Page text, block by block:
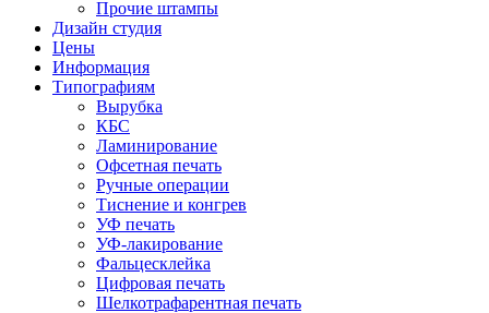
Прочие штампы
Дизайн студия
Цены
Информация
Типографиям
Вырубка
КБС
Ламинирование
Офсетная печать
Ручные операции
Тиснение и конгрев
УФ печать
УФ-лакирование
Фальцесклейка
Цифровая печать
Шелкотрафарентная печать